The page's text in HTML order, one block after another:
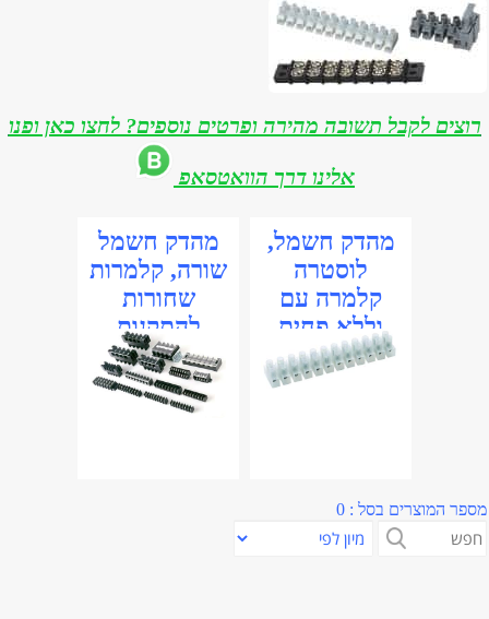
רוצים לקבל תשובה מהירה ופרטים נוספים? לחצו כאן ופנו
אלינו דרך הוואטסאפ
מהדק חשמל,
לוסטרה
קלמרה עם
וללא פחית
מהדק חשמל
שורה, קלמרות
שחורות
להתקנות
שונות
מספר המוצרים בסל : 0